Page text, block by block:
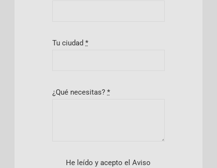
Tu ciudad*
¿Qué necesitas?*
He leído y acepto el Aviso